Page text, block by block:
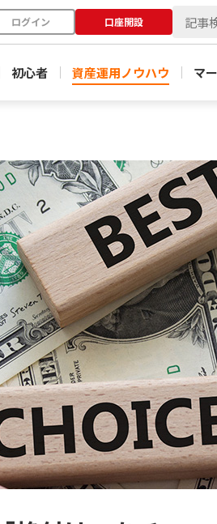
ログイン 口座開設
初心者 資産運用ノウハウ マ